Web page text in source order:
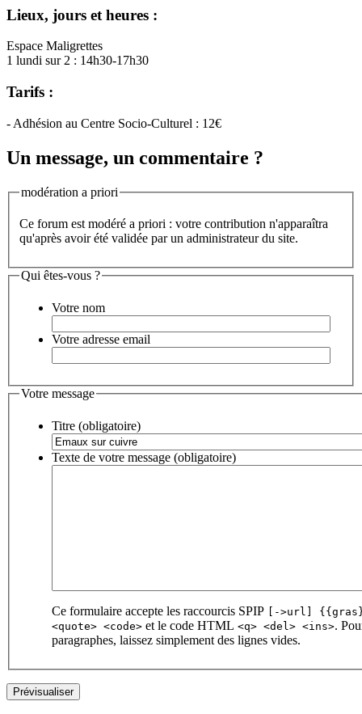
Lieux, jours et heures :
Espace Maligrettes
1 lundi sur 2 : 14h30-17h30
Tarifs :
- Adhésion au Centre Socio-Culturel : 12€
Un message, un commentaire ?
modération a priori
Ce forum est modéré a priori : votre contribution n'apparaîtra
qu'après avoir été validée par un administrateur du site.
Qui êtes-vous ?
Votre nom
Votre adresse email
Votre message
Titre (obligatoire)
Texte de votre message (obligatoire)
Ce formulaire accepte les raccourcis SPIP [->url]
<quote> <code> et le code HTML <q> <del> <ins>.
paragraphes, laissez simplement des lignes vides.